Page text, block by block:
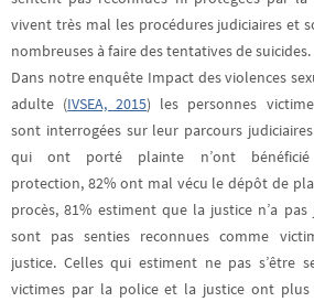
vivent très mal les procédures judiciaires et
nombreuses à faire des tentatives de suicides.
Dans notre enquête Impact des violences
adulte (IVSEA, 2015) les personnes
sont interrogées sur leur parcours judiciaires
qui ont porté plainte n’ont bénéficié
protection, 82% ont mal vécu le dépôt de
procès, 81% estiment que la justice n’a
sont pas senties reconnues comme
justice. Celles qui estiment ne pas s’être
victimes par la police et la justice ont